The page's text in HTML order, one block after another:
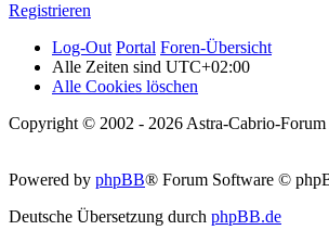
Registrieren
Log-Out Portal Foren-Übersicht
Alle Zeiten sind UTC+02:00
Alle Cookies löschen
Copyright © 2002 - 2026 Astra-Cabrio-Forum
Powered by phpBB® Forum Software ©
Deutsche Übersetzung durch phpBB.de